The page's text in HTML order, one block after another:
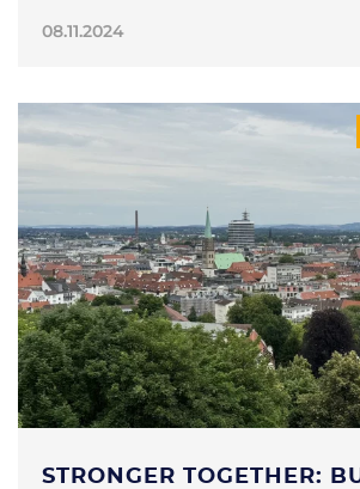
08.11.2024
STRONGER TOGETHER: